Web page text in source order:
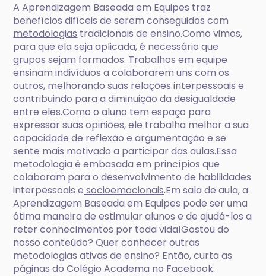
A Aprendizagem Baseada em Equipes traz
benefícios difíceis de serem conseguidos com
metodologias tradicionais de ensino.Como vimos,
para que ela seja aplicada, é necessário que
grupos sejam formados. Trabalhos em equipe
ensinam indivíduos a colaborarem uns com os
outros, melhorando suas relações interpessoais e
contribuindo para a diminuição da desigualdade
entre eles.Como o aluno tem espaço para
expressar suas opiniões, ele trabalha melhor a sua
capacidade de reflexão e argumentação e se
sente mais motivado a participar das aulas.Essa
metodologia é embasada em princípios que
colaboram para o desenvolvimento de habilidades
interpessoais e socioemocionais.Em sala de aula, a
Aprendizagem Baseada em Equipes pode ser uma
ótima maneira de estimular alunos e de ajudá-los a
reter conhecimentos por toda vida!Gostou do
nosso conteúdo? Quer conhecer outras
metodologias ativas de ensino? Então, curta as
páginas do Colégio Academa no Facebook.